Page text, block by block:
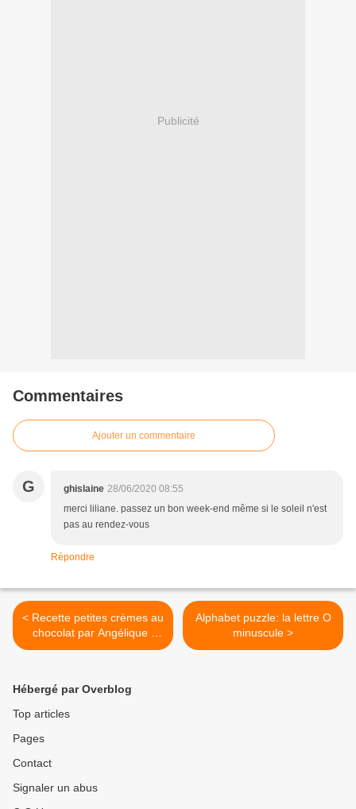
Publicité
Commentaires
Ajouter un commentaire
G ghislaine 28/06/2020 08:55
merci liliane. passez un bon week-end même si le soleil n'est
pas au rendez-vous
Répondre
< Recette petites crèmes au
chocolat par Angélique :
Ces petites crèmes sont
fournée et vous ne les
achèterez plus jamais
toutes prêtes. En plus, pas
besoin de four, ce qui
@valeriemousseau
Alphabet puzzle: la lettre O
minuscule >
Hébergé par Overblog
Top articles
Pages
Contact
Signaler un abus